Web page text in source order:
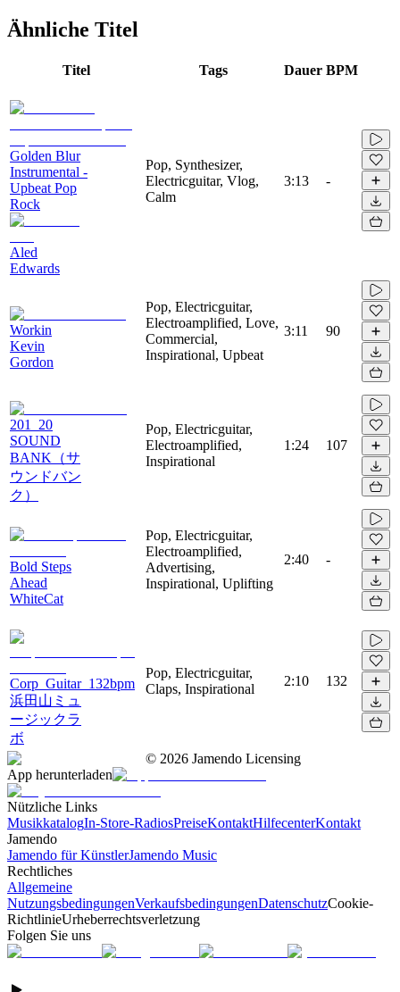
Ähnliche Titel
Titel Tags Dauer BPM
Golden Blur
Instrumental -
Upbeat Pop
Rock
Aled
Edwards
Pop, Synthesizer,
Electricguitar, Vlog,
Calm
3:13 -
Workin
Kevin
Gordon
Pop, Electricguitar,
Electroamplified, Love,
Commercial,
Inspirational, Upbeat
3:11 90
201_20
SOUND
BANK（サ
ウンドバン
ク）
Pop, Electricguitar,
Electroamplified,
Inspirational
1:24 107
Bold Steps
Ahead
WhiteCat
Pop, Electricguitar,
Electroamplified,
Advertising,
Inspirational, Uplifting
2:40 -
Corp_Guitar_132bpm
浜田山ミュ
ージックラ
ボ
Pop, Electricguitar,
Claps, Inspirational
2:10 132
© 2026 Jamendo Licensing
App herunterladen
Nützliche Links
MusikkatalogIn-Store-RadiosPreiseKontaktHilfecenterKontakt
Jamendo
Jamendo für KünstlerJamendo Music
Rechtliches
Allgemeine
NutzungsbedingungenVerkaufsbedingungenDatenschutzCookie-
RichtlinieUrheberrechtsverletzung
Folgen Sie uns